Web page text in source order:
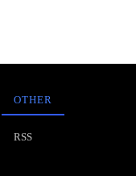
OTHER
RSS